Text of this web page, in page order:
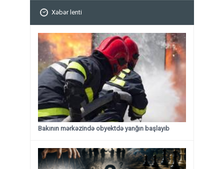
Xəbər lenti
Bakının mərkəzində obyektdə yanğın başlayıb